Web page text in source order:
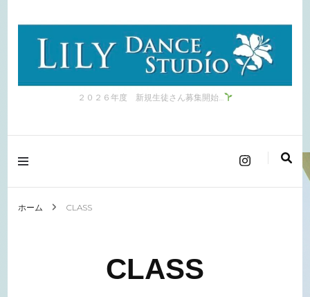
２０２６年度 新規生徒さん募集開始…
ホーム CLASS
CLASS